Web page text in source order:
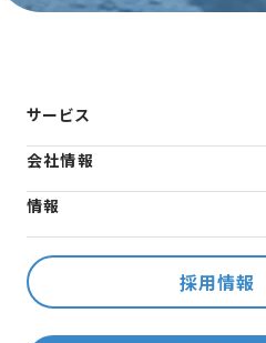
サービス
会社情報
情報
採用情報